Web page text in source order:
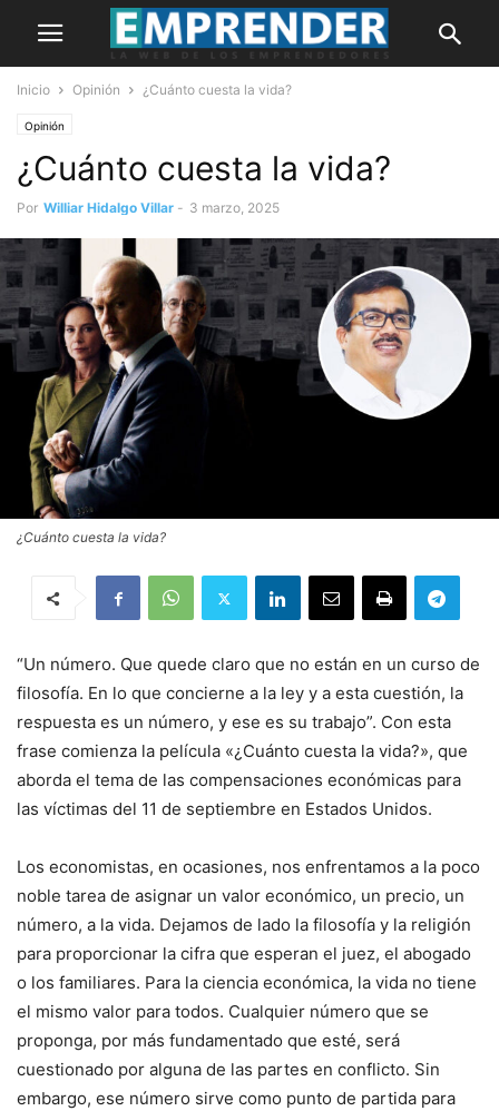
Inicio Opinión ¿Cuánto cuesta la vida?
Opinión
¿Cuánto cuesta la vida?
Por Williar Hidalgo Villar - 3 marzo, 2025
¿Cuánto cuesta la vida?
“Un número. Que quede claro que no están en un curso de
filosofía. En lo que concierne a la ley y a esta cuestión, la
respuesta es un número, y ese es su trabajo”. Con esta
frase comienza la película «¿Cuánto cuesta la vida?», que
aborda el tema de las compensaciones económicas para
las víctimas del 11 de septiembre en Estados Unidos.
Los economistas, en ocasiones, nos enfrentamos a la poco
noble tarea de asignar un valor económico, un precio, un
número, a la vida. Dejamos de lado la filosofía y la religión
para proporcionar la cifra que esperan el juez, el abogado
o los familiares. Para la ciencia económica, la vida no tiene
el mismo valor para todos. Cualquier número que se
proponga, por más fundamentado que esté, será
cuestionado por alguna de las partes en conflicto. Sin
embargo, ese número sirve como punto de partida para